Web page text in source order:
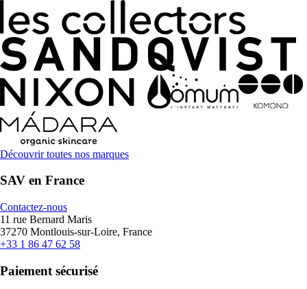
Découvrir toutes nos marques
SAV en France
Contactez-nous
11 rue Bernard Maris
37270 Montlouis-sur-Loire, France
+33 1 86 47 62 58
Paiement sécurisé